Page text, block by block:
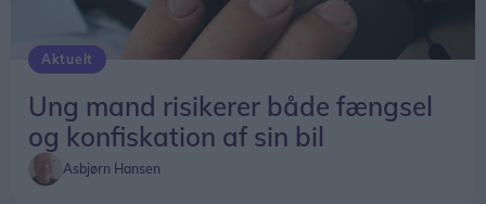
Aktuelt
Ung mand risikerer både fængsel
og konfiskation af sin bil
Asbjørn Hansen